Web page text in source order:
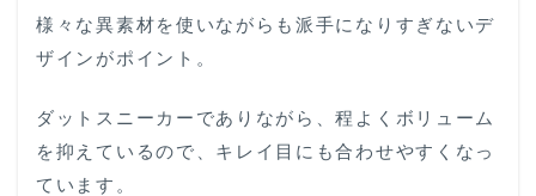
様々な異素材を使いながらも派手になりすぎないデ
ザインがポイント。
ダットスニーカーでありながら、程よくボリューム
を抑えているので、キレイ目にも合わせやすくなっ
ています。